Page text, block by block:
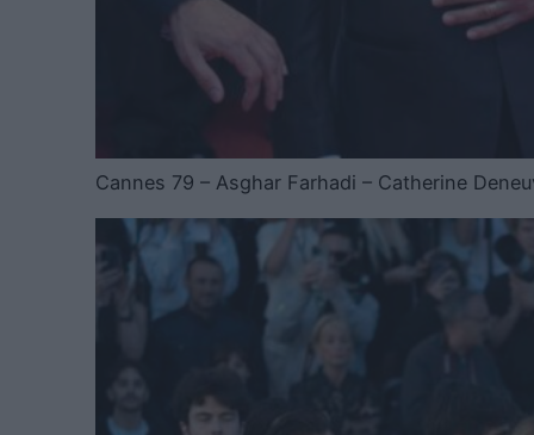
Cannes 79 – Asghar Farhadi – Catherine